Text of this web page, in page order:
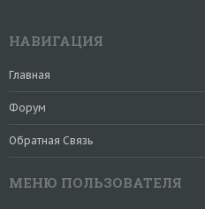
НАВИГАЦИЯ
Главная
Форум
Обратная Связь
МЕНЮ ПОЛЬЗОВАТЕЛЯ